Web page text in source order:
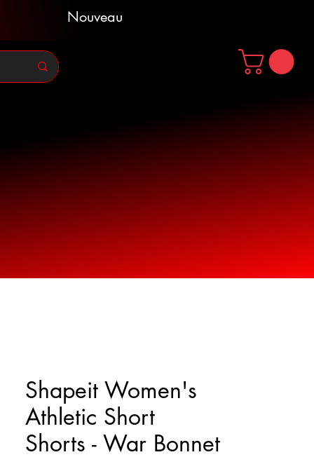
Nouveau
Shapeit Women's
Athletic Short
Shorts - War Bonnet